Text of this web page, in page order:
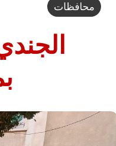
محافظات